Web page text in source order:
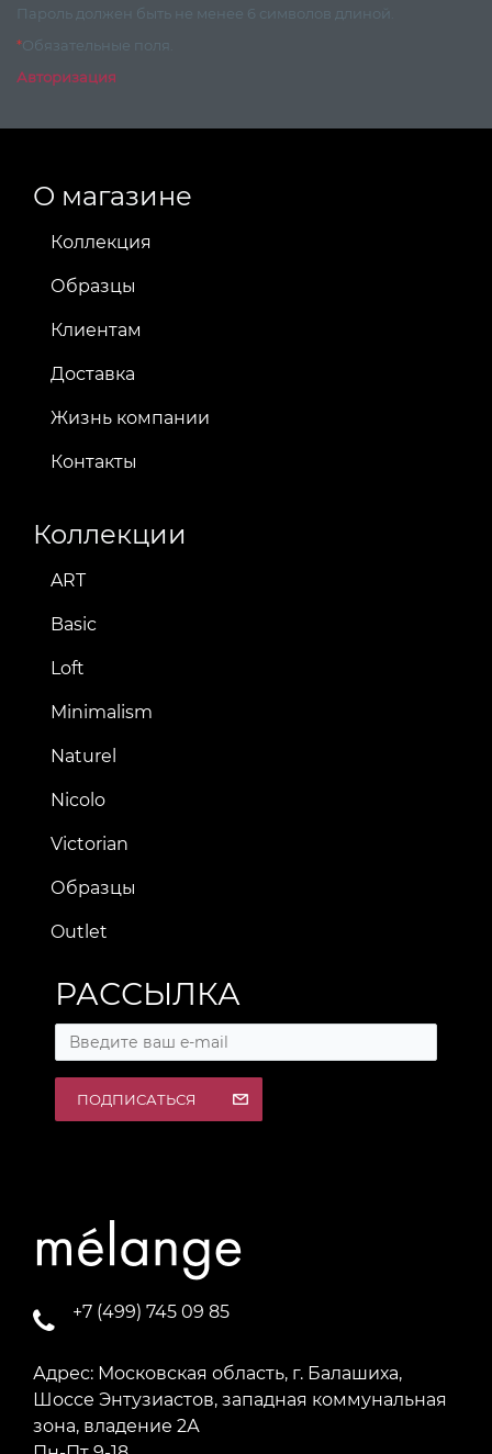
Пароль должен быть не менее 6 символов длиной.
*Обязательные поля.
Авторизация
О магазине
Коллекция
Образцы
Клиентам
Доставка
Жизнь компании
Контакты
Коллекции
ART
Basic
Loft
Minimalism
Naturel
Nicolo
Victorian
Образцы
Outlet
РАССЫЛКА
ПОДПИСАТЬСЯ
+7 (499) 745 09 85
Адрес: Московская область, г. Балашиха,
Шоссе Энтузиастов, западная коммунальная
зона, владение 2А